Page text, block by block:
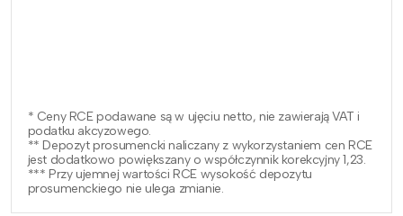
* Ceny RCE podawane są w ujęciu netto, nie zawierają VAT i
podatku akcyzowego.
** Depozyt prosumencki naliczany z wykorzystaniem cen RCE
jest dodatkowo powiększany o współczynnik korekcyjny 1,23.
*** Przy ujemnej wartości RCE wysokość depozytu
prosumenckiego nie ulega zmianie.